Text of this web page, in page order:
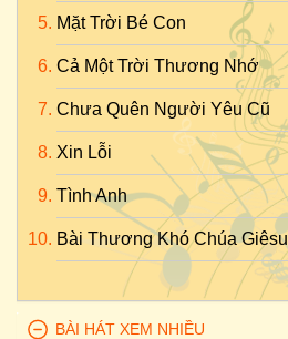
Mặt Trời Bé Con
Cả Một Trời Thương Nhớ
Chưa Quên Người Yêu Cũ
Xin Lỗi
Tình Anh
Bài Thương Khó Chúa Giêsu
BÀI HÁT XEM NHIỀU